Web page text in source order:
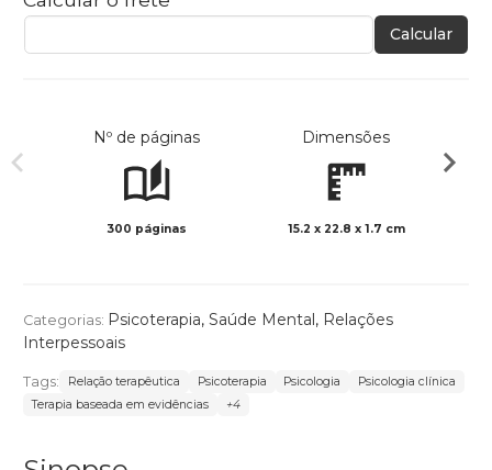
Calcular
Nº de páginas
300 páginas
Dimensões
15.2 x 22.8 x 1.7 cm
Categorias: Psicoterapia, Saúde Mental, Relações
Interpessoais
Tags: Relação terapêutica Psicoterapia Psicologia
Psicologia clínica
Terapia baseada em evidências
+4